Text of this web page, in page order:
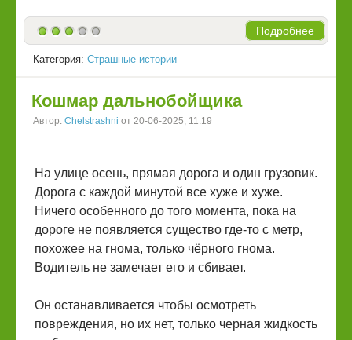
Подробнее
Категория: Страшные истории
Кошмар дальнобойщика
Автор: Chelstrashni от 20-06-2025, 11:19
На улице осень, прямая дорога и один грузовик.
Дорога с каждой минутой все хуже и хуже.
Ничего особенного до того момента, пока на
дороге не появляется существо где-то с метр,
похожее на гнома, только чёрного гнома.
Водитель не замечает его и сбивает.
Он останавливается чтобы осмотреть
повреждения, но их нет, только черная жидкость